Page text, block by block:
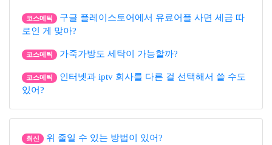
코스메틱
구글 플레이스토어에서 유료어플 사면 세금 따
로인 게 맞아?
코스메틱 가죽가방도 세탁이 가능할까?
코스메틱
인터넷과 iptv 회사를 다른 걸 선택해서 쓸 수도
있어?
최신 위 줄일 수 있는 방법이 있어?